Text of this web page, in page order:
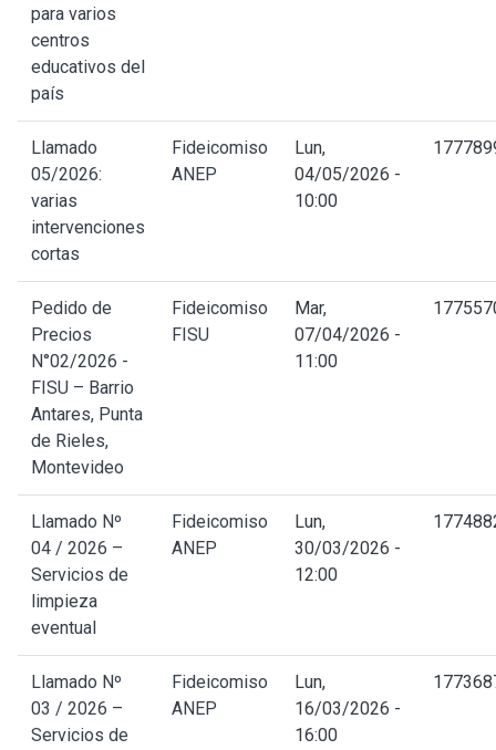
para varios
centros
educativos del
país
Llamado
05/2026:
varias
intervenciones
cortas
Fideicomiso
ANEP
Lun,
04/05/2026 -
10:00
Pedido de
Precios
N°02/2026 -
FISU – Barrio
Antares, Punta
de Rieles,
Montevideo
Fideicomiso
FISU
Mar,
07/04/2026 -
11:00
Llamado Nº
04 / 2026 –
Servicios de
limpieza
eventual
Fideicomiso
ANEP
Lun,
30/03/2026 -
12:00
Llamado Nº
03 / 2026 –
Servicios de
Fideicomiso
ANEP
Lun,
16/03/2026 -
16:00